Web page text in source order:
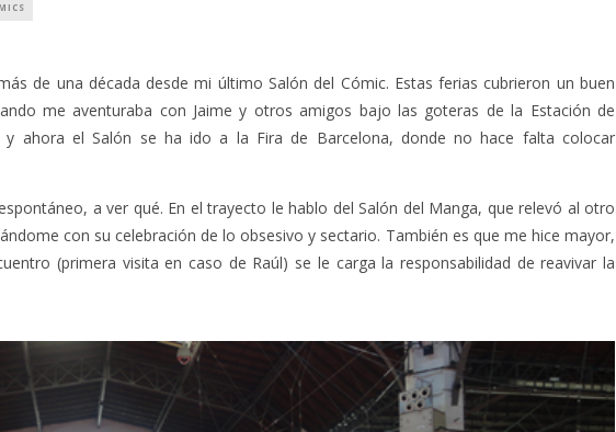
de una década desde mi último Salón del Cómic. Estas ferias cubrieron un buen
me aventuraba con Jaime y otros amigos bajo las goteras de la Estación de
y ahora el Salón se ha ido a la Fira de Barcelona, donde no hace falta colocar
a ver qué. En el trayecto le hablo del Salón del Manga, que relevó al otro
con su celebración de lo obsesivo y sectario. También es que me hice mayor,
(primera visita en caso de Raúl) se le carga la responsabilidad de reavivar la